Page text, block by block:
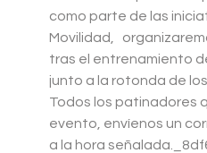
como parte de las
Movilidad,
tras el entrenamiento
junto a la rotonda de
Todos los patinadores
evento, envíenos un
a la hora